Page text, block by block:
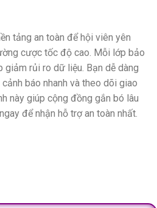
tảng an toàn để hội viên yên
cược tốc độ cao. Mỗi lớp bảo
rủi ro dữ liệu. Bạn dễ dàng
báo nhanh và theo dõi giao
này giúp cộng đồng gắn bó lâu
để nhận hỗ trợ an toàn nhất.